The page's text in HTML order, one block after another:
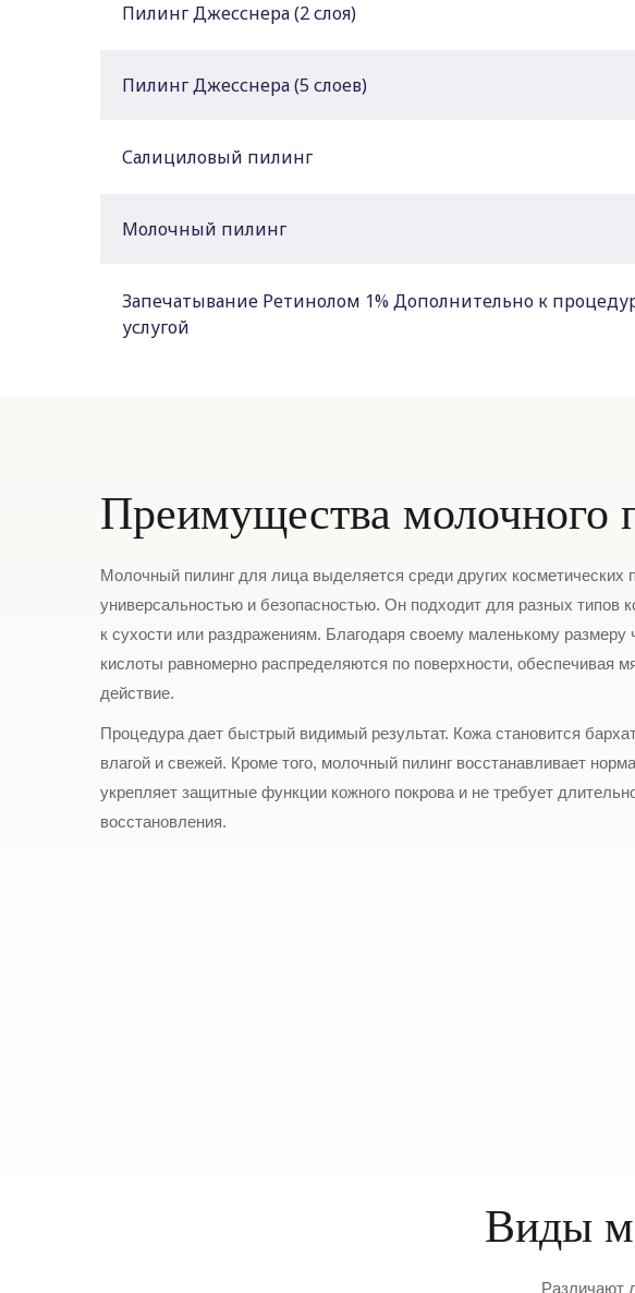
Пилинг Джесснера (2 слоя)
Пилинг Джесснера (5 слоев)
Салициловый пилинг
Молочный пилинг
Запечатывание Ретинолом 1% Дополнительно к
услугой
Преимущества молочного
Молочный пилинг для лица выделяется среди других косметических
универсальностью и безопасностью. Он подходит для разных типов
к сухости или раздражениям. Благодаря своему маленькому
кислоты равномерно распределяются по поверхности, обеспечивая
действие.
Процедура дает быстрый видимый результат. Кожа становится
влагой и свежей. Кроме того, молочный пилинг восстанавливает
укрепляет защитные функции кожного покрова и не требует
восстановления.
Виды
Различают